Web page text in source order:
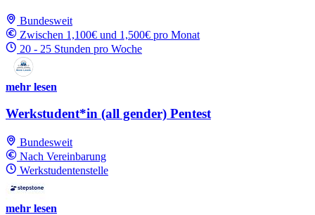
Bundesweit
Zwischen 1,100€ und 1,500€ pro Monat
20 - 25 Stunden pro Woche
mehr lesen
Werkstudent*in (all gender) Pentest
Bundesweit
Nach Vereinbarung
Werkstudentenstelle
mehr lesen